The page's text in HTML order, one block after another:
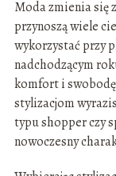
Moda zmienia się
przynoszą wiele
wykorzystać przy
nadchodzącym
komfort i
stylizacjom
typu shopper czy
nowoczesny